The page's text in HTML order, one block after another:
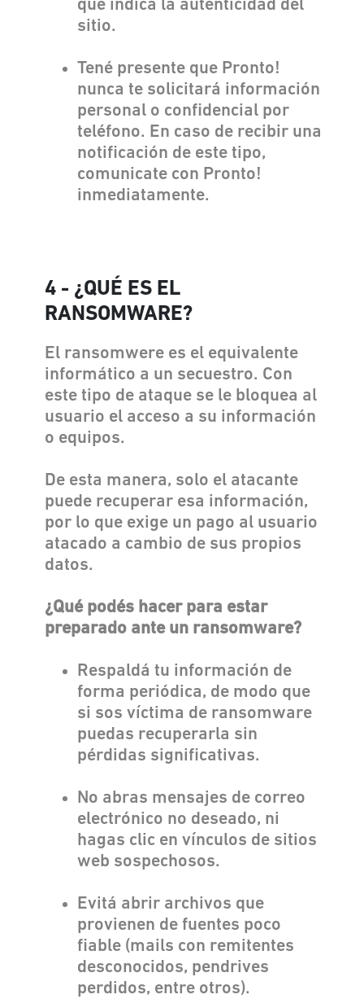
que indica la autenticidad del
sitio.
Tené presente que Pronto!
nunca te solicitará información
personal o confidencial por
teléfono. En caso de recibir una
notificación de este tipo,
comunicate con Pronto!
inmediatamente.
4 - ¿QUÉ ES EL
RANSOMWARE?
El ransomwere es el equivalente
informático a un secuestro. Con
este tipo de ataque se le bloquea al
usuario el acceso a su información
o equipos.
De esta manera, solo el atacante
puede recuperar esa información,
por lo que exige un pago al usuario
atacado a cambio de sus propios
datos.
¿Qué podés hacer para estar
preparado ante un ransomware?
Respaldá tu información de
forma periódica, de modo que
si sos víctima de ransomware
puedas recuperarla sin
pérdidas significativas.
No abras mensajes de correo
electrónico no deseado, ni
hagas clic en vínculos de sitios
web sospechosos.
Evitá abrir archivos que
provienen de fuentes poco
fiable (mails con remitentes
desconocidos, pendrives
perdidos, entre otros).